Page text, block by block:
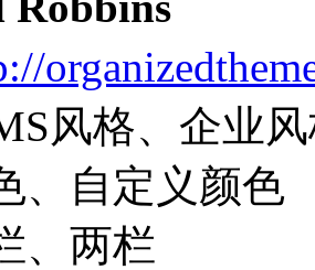
风格、企业
、自定义颜色
、两栏